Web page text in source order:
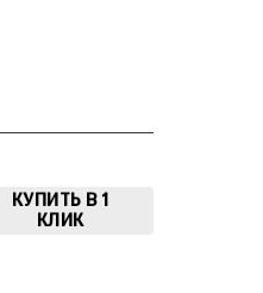
КУПИТЬ В 1
КЛИК